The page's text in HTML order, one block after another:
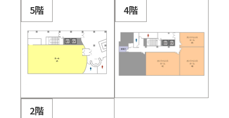
5階 4階
2階